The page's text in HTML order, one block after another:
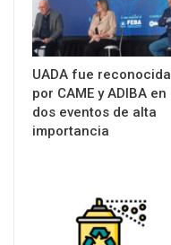
UADA fue reconocida
por CAME y ADIBA en
dos eventos de alta
importancia